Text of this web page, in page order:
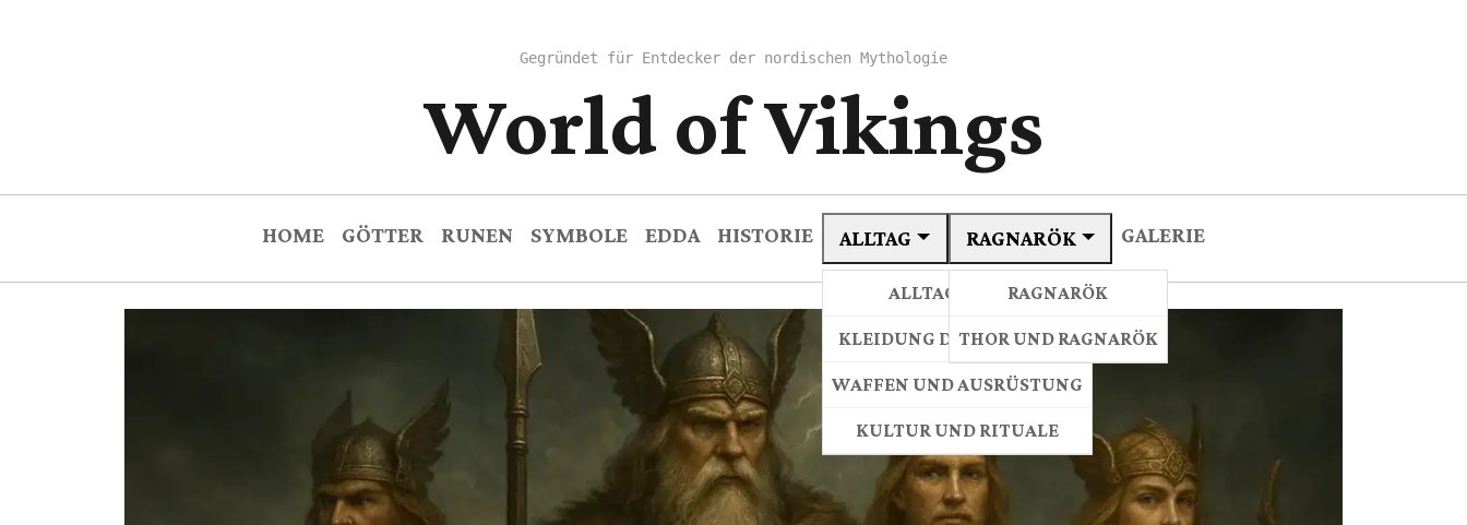
Gegründet für Entdecker der nordischen Mythologie
World of Vikings
HOME GÖTTER RUNEN SYMBOLE EDDA HISTORIE ALLTAG
ALLTAGSLEBEN
KLEIDUNG DER WIKINGER
WAFFEN UND AUSRÜSTUNG
KULTUR UND RITUALE
RAGNARÖK
RAGNARÖK
THOR UND RAGNARÖK
GALERIE